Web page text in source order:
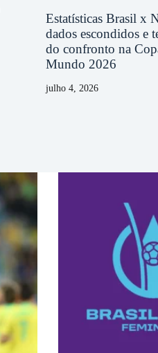
Estatísticas Brasil x
dados escondidos e
do confronto na
Mundo 2026
julho 4, 2026